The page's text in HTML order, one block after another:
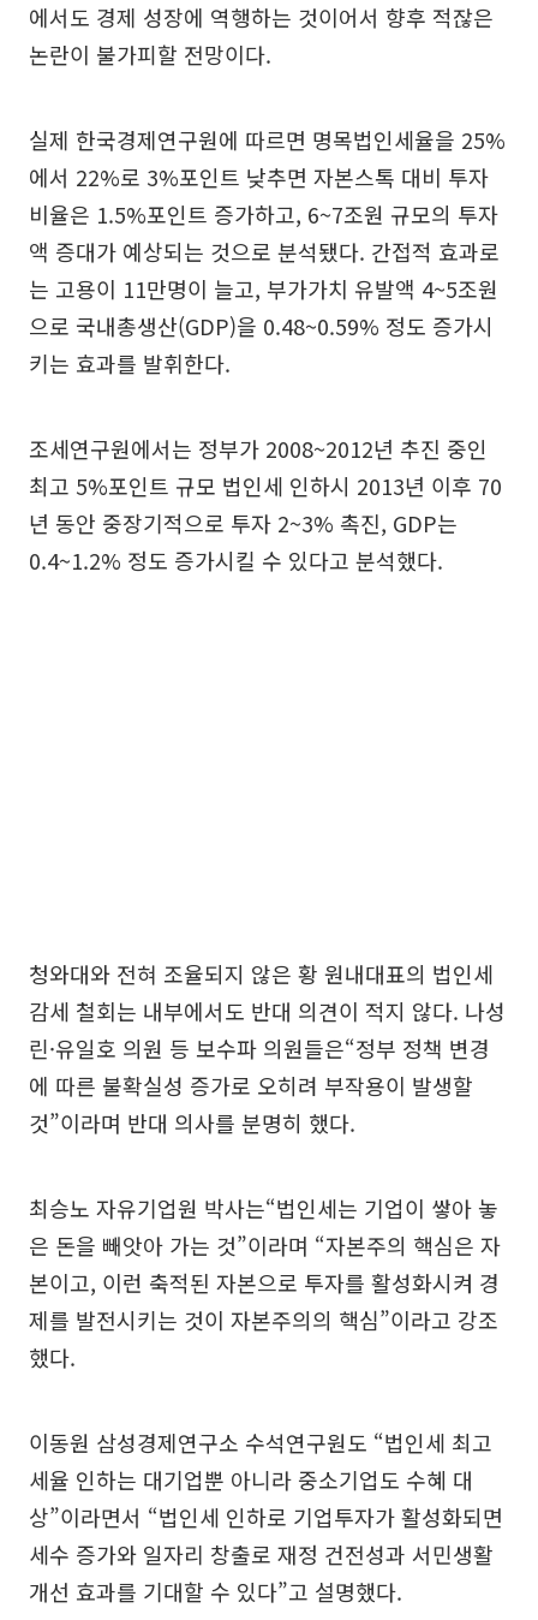
에서도 경제 성장에 역행하는 것이어서 향후 적잖은
논란이 불가피할 전망이다.
실제 한국경제연구원에 따르면 명목법인세율을 25%
에서 22%로 3%포인트 낮추면 자본스톡 대비 투자
비율은 1.5%포인트 증가하고, 6~7조원 규모의 투자
액 증대가 예상되는 것으로 분석됐다. 간접적 효과로
는 고용이 11만명이 늘고, 부가가치 유발액 4~5조원
으로 국내총생산(GDP)을 0.48~0.59% 정도 증가시
키는 효과를 발휘한다.
조세연구원에서는 정부가 2008~2012년 추진 중인
최고 5%포인트 규모 법인세 인하시 2013년 이후 70
년 동안 중장기적으로 투자 2~3% 촉진, GDP는
0.4~1.2% 정도 증가시킬 수 있다고 분석했다.
청와대와 전혀 조율되지 않은 황 원내대표의 법인세
감세 철회는 내부에서도 반대 의견이 적지 않다. 나성
린·유일호 의원 등 보수파 의원들은“정부 정책 변경
에 따른 불확실성 증가로 오히려 부작용이 발생할
것”이라며 반대 의사를 분명히 했다.
최승노 자유기업원 박사는“법인세는 기업이 쌓아 놓
은 돈을 빼앗아 가는 것”이라며 “자본주의 핵심은 자
본이고, 이런 축적된 자본으로 투자를 활성화시켜 경
제를 발전시키는 것이 자본주의의 핵심”이라고 강조
했다.
이동원 삼성경제연구소 수석연구원도 “법인세 최고
세율 인하는 대기업뿐 아니라 중소기업도 수혜 대
상”이라면서 “법인세 인하로 기업투자가 활성화되면
세수 증가와 일자리 창출로 재정 건전성과 서민생활
개선 효과를 기대할 수 있다”고 설명했다.